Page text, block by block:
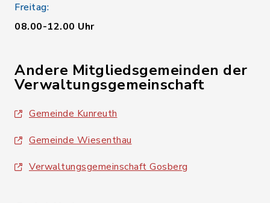
Freitag:
08.00-12.00 Uhr
Andere Mitgliedsgemeinden der
Verwaltungsgemeinschaft
Gemeinde Kunreuth
Gemeinde Wiesenthau
Verwaltungsgemeinschaft Gosberg